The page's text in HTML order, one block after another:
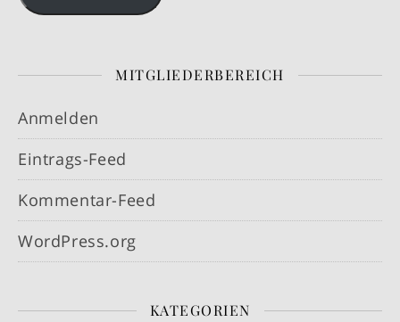
MITGLIEDERBEREICH
Anmelden
Eintrags-Feed
Kommentar-Feed
WordPress.org
KATEGORIEN